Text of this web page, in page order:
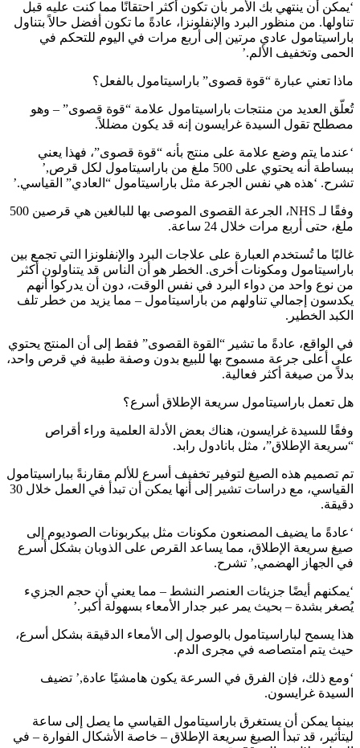
‘يمكن أن ينتهي بك الأمر بأن تكون أكثر احتقانًا مما كنت عليه قبل
تناولها. من منظور البرد والإنفلونزا، عادةً ما تكون أفضل حالاً بتناول
باراسيتامول عادي مرتين إلى أربع مرات في اليوم للتحكم في
الحمى وتخفيف الألم.’
ماذا تعني عبارة “قوة قصوى” باراسيتامول بالفعل؟
تُعلّق العديد من منتجات باراسيتامول علامة “قوة قصوى” – وهو
مصطلح تقول السيدة غرايسون إنه قد يكون مضللاً.
‘عندما يتم وضع علامة على منتج بأنه “قوة قصوى”، فهذا يعني
ببساطة أنه يحتوي على 500 ملغ من باراسيتامول لكل قرص,’
تشرح. ‘هذه هي نفس الجرعة مثل باراسيتامول “العادي” القياسي.’
وفقًا لـ NHS، الجرعة القصوى الموصى بها للبالغين هي قرصين 500
ملغ، حتى أربع مرات خلال 24 ساعة.
غالبًا ما تُستخدم العبارة على علاجات البرد والإنفلونزا التي تجمع بين
باراسيتامول ومكونات أخرى. الخطر هو أن الناس قد يتناولون أكثر
من نوع واحد من دواء البرد في نفس الوقت، دون أن يدركوا أنهم
يكدسون إجمالي تناولهم من باراسيتامول – مما يزيد من خطر تلف
الكبد الخطير.
في الواقع، عادةً ما تشير “القوة القصوى” فقط إلى أن المنتج يحتوي
على أعلى جرعة مسموح بها للبيع بدون وصفة طبية في قرص واحد،
بدلاً من صيغة أكثر فعالية.
هل تعمل باراسيتامول سريعة الإطلاق أسرع؟
وفقًا للسيدة غرايسون، هناك بعض الأدلة العلمية وراء أقراص
“سريعة الإطلاق”، مثل بانادول رابد.
تم تصميم هذه الصيغ لتوفير تخفيف أسرع للألم مقارنةً بباراسيتامول
القياسي، مع دراسات تشير إلى أنها يمكن أن تبدأ في العمل خلال 30
دقيقة.
‘عادةً ما يضيف المصنعون مكونات مثل بيكربونات الصوديوم إلى
صيغ سريعة الإطلاق، مما يساعد القرص على الذوبان بشكل أسرع
في الجهاز الهضمي,’ تشرح.
‘يمكنهم أيضًا جزيئات العنصر النشط – مما يعني أن حجم الجزيء
يُصغر بشدة – بحيث يمر عبر جدار الأمعاء بسهولة أكبر.’
هذا يسمح لباراسيتامول بالوصول إلى الأمعاء الدقيقة بشكل أسرع،
حيث يتم امتصاصه في مجرى الدم.
‘ومع ذلك، فإن الفرق في السرعة يكون هامشيًا عادة,’ تضيف
السيدة غرايسون.
بينما يمكن أن يستغرق باراسيتامول القياسي ما يصل إلى ساعة
ليتأثير، قد تبدأ الصيغ سريعة الإطلاق – خاصة الأشكال الفوارة – في